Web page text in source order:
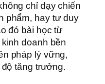
chỉ dạy chiến
phẩm, hay tư duy
đó bài học từ
doanh bền
pháp lý vững,
tăng trưởng.